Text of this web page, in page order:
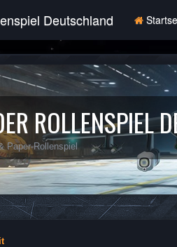
Deutschland
ROLLENSPIEL
Paper-Rollenspiel